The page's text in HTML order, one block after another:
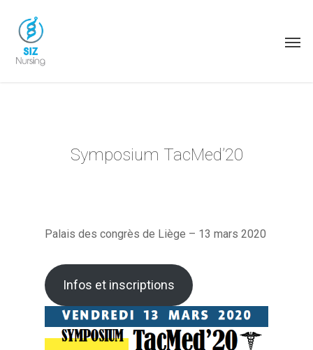
Symposium TacMed’20
Palais des congrès de Liège – 13 mars 2020
Infos et inscriptions